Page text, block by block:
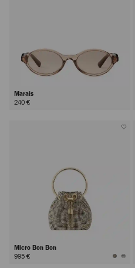
Marais
240 €
Micro Bon Bon
995 €